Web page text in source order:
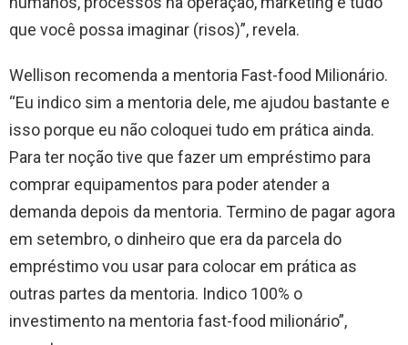
que você possa imaginar (risos)”, revela.
Wellison recomenda a mentoria Fast-food Milionário.
“Eu indico sim a mentoria dele, me ajudou bastante e
isso porque eu não coloquei tudo em prática ainda.
Para ter noção tive que fazer um empréstimo para
comprar equipamentos para poder atender a
demanda depois da mentoria. Termino de pagar agora
em setembro, o dinheiro que era da parcela do
empréstimo vou usar para colocar em prática as
outras partes da mentoria. Indico 100% o
investimento na mentoria fast-food milionário”,